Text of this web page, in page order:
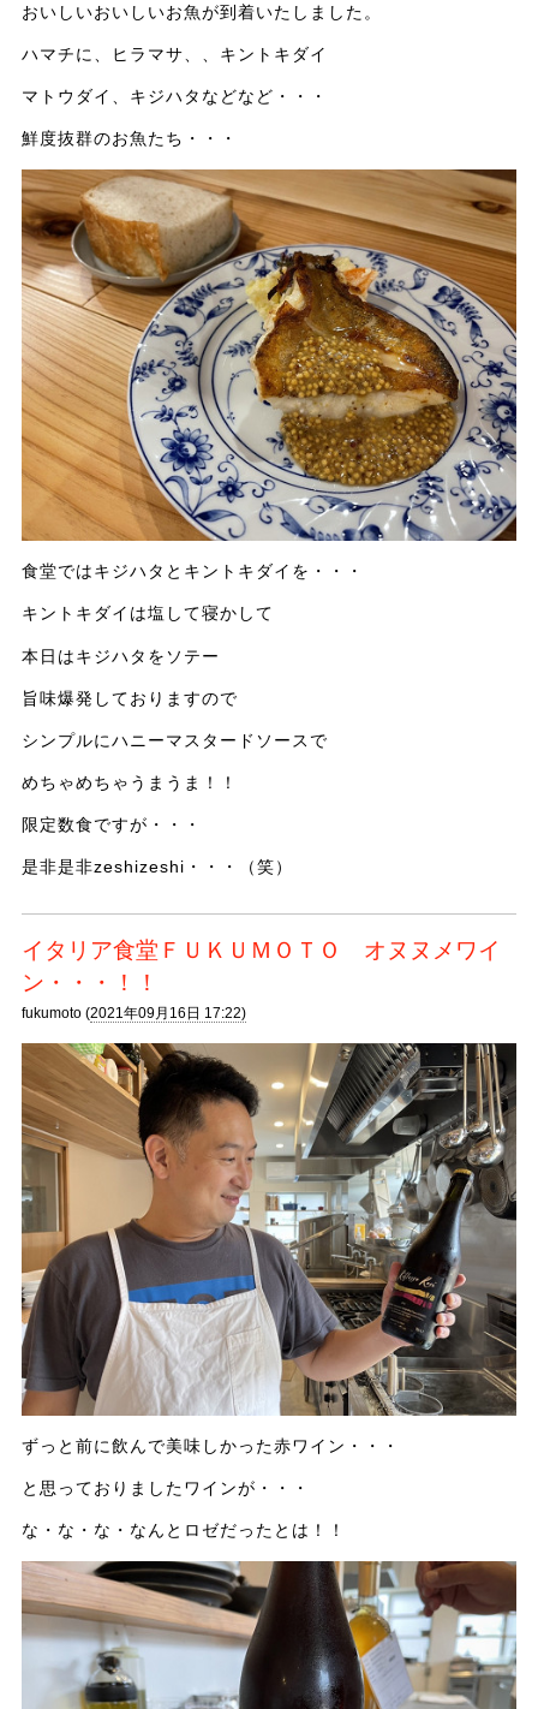
おいしいおいしいお魚が到着いたしました。
ハマチに、ヒラマサ、、キントキダイ
マトウダイ、キジハタなどなど・・・
鮮度抜群のお魚たち・・・
食堂ではキジハタとキントキダイを・・・
キントキダイは塩して寝かして
本日はキジハタをソテー
旨味爆発しておりますので
シンプルにハニーマスタードソースで
めちゃめちゃうまうま！！
限定数食ですが・・・
是非是非zeshizeshi・・・（笑）
イタリア食堂ＦＵＫＵＭＯＴＯ オヌヌメワイ
ン・・・！！
fukumoto (2021年09月16日 17:22)
ずっと前に飲んで美味しかった赤ワイン・・・
と思っておりましたワインが・・・
な・な・な・なんとロゼだったとは！！